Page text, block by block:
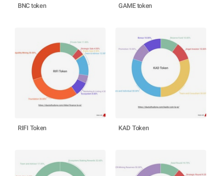
BNC token GAME token
RIFI Token KAD Token